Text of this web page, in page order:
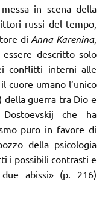
in scena della
russi del tempo,
di Anna Karenina,
descritto solo
conflitti interni alle
cuore umano l’unico
della guerra tra Dio e
che ha
puro in favore di
della psicologia
i possibili contrasti e
abissi» (p. 216)